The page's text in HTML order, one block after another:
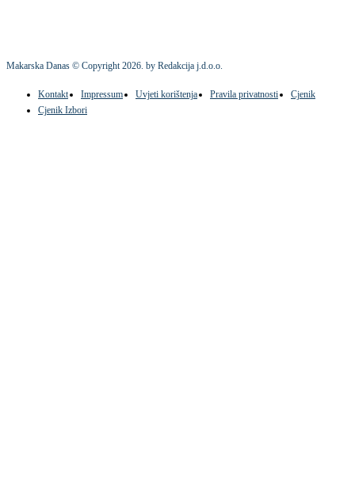
Makarska Danas © Copyright2026. by Redakcija j.d.o.o.
Kontakt Impressum Uvjeti korištenja Pravila privatnosti
Cjenik
Cjenik Izbori